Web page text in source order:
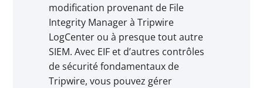
modification provenant de File
Integrity Manager à Tripwire
LogCenter ou à presque tout autre
SIEM. Avec EIF et d’autres contrôles
de sécurité fondamentaux de
Tripwire, vous pouvez gérer